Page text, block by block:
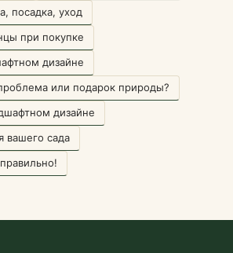
посадка, уход
при покупке
дизайне
или подарок природы?
дизайне
вашего сада